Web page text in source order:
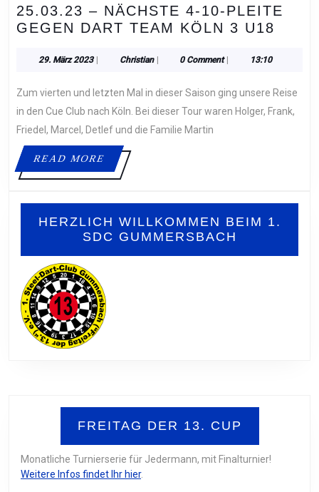
25.03.23 – NÄCHSTE 4-10-PLEITE
GEGEN DART TEAM KÖLN 3 U18
10-
29. März 202329.
| ChristianChristian
| 0 Comment | 13:10
Zum vierten und letzten Mal in dieser Saison ging unsere Reise
in den Cue Club nach Köln. Bei dieser Tour waren Holger, Frank,
Friedel, Marcel, Detlef und die Familie Martin
READ MOREREAD
MORE
HERZLICH WILLKOMMEN BEIM 1.
SDC GUMMERSBACH
FREITAG DER 13. CUP
Monatliche Turnierserie für Jedermann, mit Finalturnier!
Weitere Infos findet Ihr hier.